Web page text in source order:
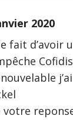
2020
fait d’avoir
votre